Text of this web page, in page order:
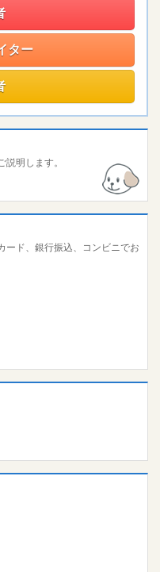
ター
明します。
ード、銀行振込、コンビニでお